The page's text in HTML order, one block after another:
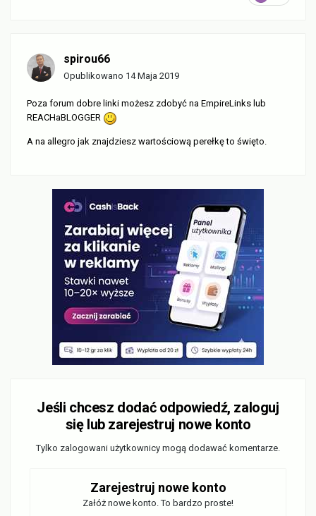
spirou66
Opublikowano 14 Maja 2019
Poza forum dobre linki możesz zdobyć na EmpireLinks lub
REACHaBLOGGER
A na allegro jak znajdziesz wartościową perełkę to święto.
Jeśli chcesz dodać odpowiedź, zaloguj
się lub zarejestruj nowe konto
Tylko zalogowani użytkownicy mogą dodawać komentarze.
Zarejestruj nowe konto
Załóż nowe konto. To bardzo proste!